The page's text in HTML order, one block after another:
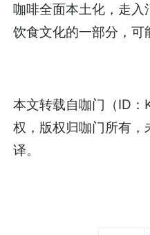
咖啡全面本土化，走入
饮食文化的一部分，可
本文转载自咖门（ID
权，版权归咖门所有
译。